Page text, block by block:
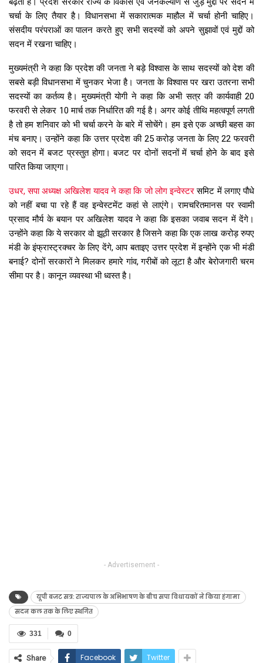
चर्चा के लिए तैयार है। विधानसभा में सकारात्मक माहौल में चर्चा होनी चाहिए।
संसदीय परंपराओं का पालन करते हुए सभी सदस्यों को अपने सुझावों एवं मुद्दों को
सदन में रखना चाहिए।
मुख्यमंत्री ने कहा कि प्रदेश की जनता ने बड़े विश्वास के साथ सदस्यों को देश की
सबसे बड़ी विधानसभा में चुनकर भेजा है। जनता के विश्वास पर खरा उतरना सभी
सदस्यों का कर्तव्य है। मुख्यमंत्री योगी ने कहा कि अभी सत्र की कार्यवाही 20
फरवरी से लेकर 10 मार्च तक निर्धारित की गई है। अगर कोई तीथि महत्वपूर्ण लगती
है तो हम शनिवार को भी चर्चा करने के बारे में सोचेंगे। हम इसे एक अच्छी बहस का
मंच बनाए। उन्होंने कहा कि उत्तर प्रदेश की 25 करोड़ जनता के लिए 22 फरवरी
को सदन में बजट प्रस्तुत होगा। बजट पर दोनों सदनों में चर्चा होने के बाद इसे
पारित किया जाएगा।
उधर, सपा अध्यक्ष अखिलेश यादव ने कहा कि जो लोग इन्वेस्टरसमिट में लगाए पौधे
को नहीं बचा पा रहे हैं वह इन्वेस्टमेंट कहां से लाएंगे। रामचरितमानस पर स्वामी
प्रसाद मौर्य के बयान पर अखिलेश यादव ने कहा कि इसका जवाब सदन में देंगे।
उन्होंने कहा कि ये सरकार वो झूठी सरकार है जिसने कहा कि एक लाख करोड़ रुपए
मंडी के इंफ्रास्ट्रक्चर के लिए देंगे, आप बताइए उत्तर प्रदेश में इन्होंने एक भी मंडी
बनाई? दोनों सरकारों ने मिलकर हमारे गांव, गरीबों को लूटा है और बेरोजगारी चरम
सीमा पर है। कानून व्यवस्था भी ध्वस्त है।
- Advertisement -
यूपी बजट सत्र: राज्यपाल के अभिभाषण के बीच सपा विधायकों ने किया हंगामा
सदन कल तक के लिए स्थगित
0
331
Share Facebook Twitter